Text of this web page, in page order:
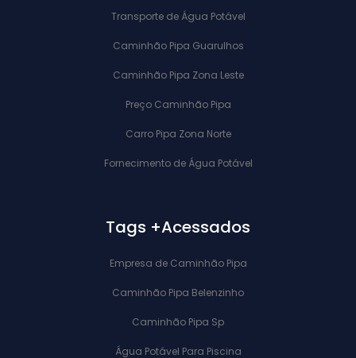
Transporte de Água Potável
Caminhão Pipa Guarulhos
Caminhão Pipa Zona Leste
Preço Caminhão Pipa
Carro Pipa Zona Norte
Fornecimento de Água Potável
Tags +Acessados
Empresa de Caminhão Pipa
Caminhão Pipa Belenzinho
Caminhão Pipa Sp
Água Potável Para Piscina